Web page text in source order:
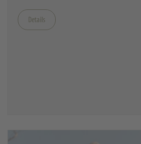
Details